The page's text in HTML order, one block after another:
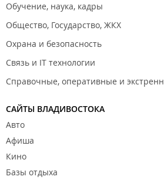
Обучение, наука, кадры
Общество, Государство, ЖКХ
Охрана и безопасность
Связь и IT технологии
Справочные, оперативные и
САЙТЫ ВЛАДИВОСТОКА
Авто
Афиша
Кино
Базы отдыха